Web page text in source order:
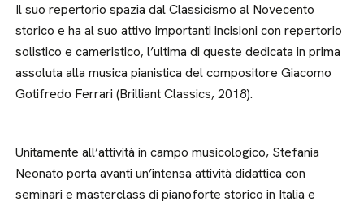
Il suo repertorio spazia dal Classicismo al Novecento
storico e ha al suo attivo importanti incisioni con repertorio
solistico e cameristico, l’ultima di queste dedicata in prima
assoluta alla musica pianistica del compositore Giacomo
Gotifredo Ferrari (Brilliant Classics, 2018).
Unitamente all’attività in campo musicologico, Stefania
Neonato porta avanti un’intensa attività didattica con
seminari e masterclass di pianoforte storico in Italia e